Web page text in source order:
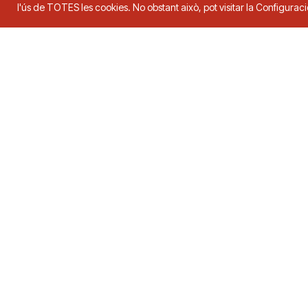
l'ús de TOTES les cookies. No obstant això, pot visitar la